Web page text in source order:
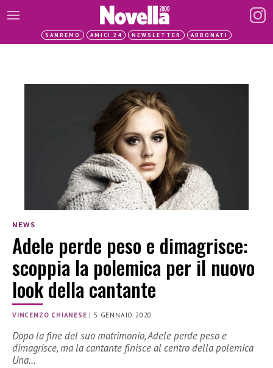
SANREMO AMICI 24 NEWSLETTER ABBONATI
NEWS
Adele perde peso e dimagrisce:
scoppia la polemica per il nuovo
look della cantante
VINCENZO CHIANESE |5 GENNAIO 2020
Dopo la fine del suo matrimonio, Adele perde peso e
dimagrisce, ma la cantante finisce al centro della polemica
Una…